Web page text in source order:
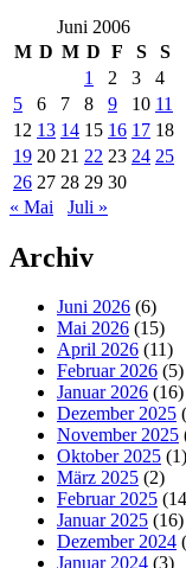
Juni 2006
M D M D F S
S
1
2 3
4
5
6 7 8 9 10 11
12 13 14 15 16 17 18
19 20 21 22 23 24 25
26 27 28 29 30
« Mai
Juli »
Archiv
Juni 2026 (6)
Mai 2026 (15)
April 2026 (11)
Februar 2026 (5)
Januar 2026 (16)
Dezember 2025
November 2025
Oktober 2025 (1)
März 2025 (2)
Februar 2025
Januar 2025 (16)
Dezember 2024
Januar 2024 (3)